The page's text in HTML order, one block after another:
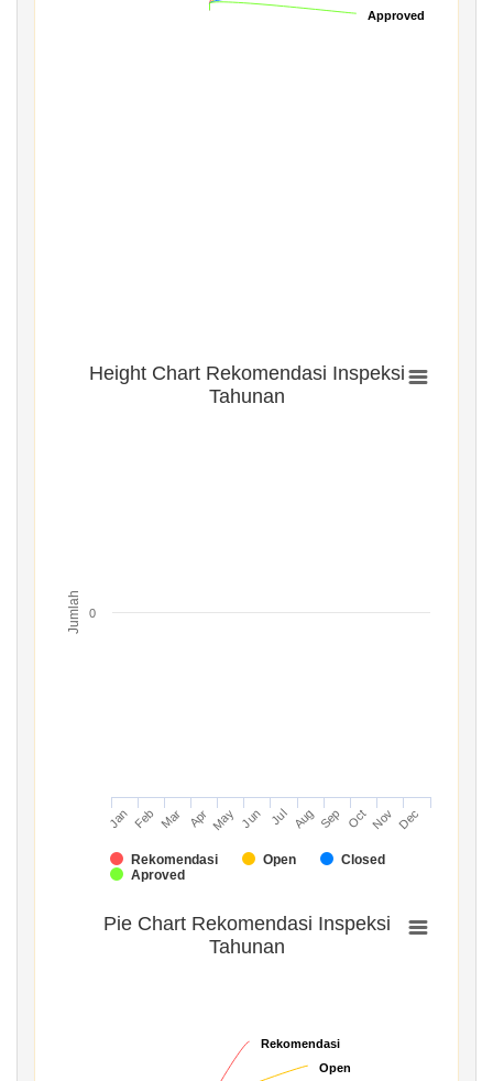
Approved
Approved
Jumlah
Height Chart Rekomendasi Inspeksi
Tahunan
Rekomendasi Open
Closed
Aproved
Jan Feb Mar Apr May Jun Jul Aug Sep Oct Nov Dec
0
Pie Chart Rekomendasi Inspeksi
Tahunan
Rekomendasi
Rekomendasi
Open
Open